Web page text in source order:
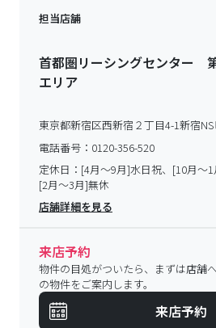
担当店舗
首都圏リーシングセンター
エリア
東京都新宿区西新宿２丁目4-1新宿
電話番号： 0120-356-520
定休日： [4月～9月]水日祝、[10月～1
[2月～3月]無休
店舗詳細を見る
来店予約
物件の目処がついたら、まずは店舗
の物件をご案内します。
来店予約